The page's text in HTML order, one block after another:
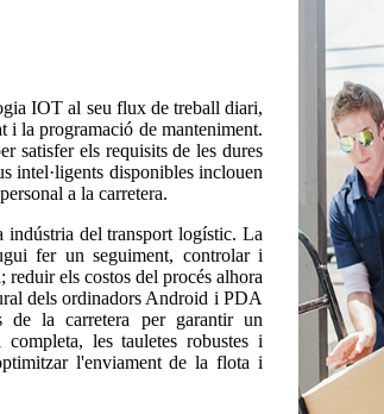
IOT al seu flux de treball diari,
i la programació de manteniment.
satisfer els requisits de les dures
intel·ligents disponibles inclouen
a la carretera.
indústria del transport logístic. La
fer un seguiment, controlar i
els costos del procés alhora
dels ordinadors Android i PDA
de la carretera per garantir un
les tauletes robustes i
l'enviament de la flota i